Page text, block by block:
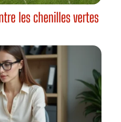
les chenilles vertes